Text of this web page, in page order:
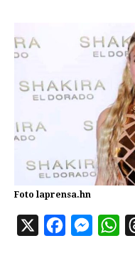
Foto laprensa.hn
X
M
W